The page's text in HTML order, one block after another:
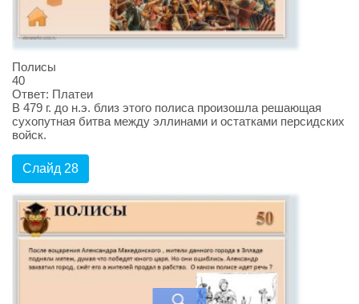
Полисы
40
Ответ: Платеи
В 479 г. до н.э. близ этого полиса произошла решающая
сухопутная битва между эллинами и остатками персидских
войск.
Слайд 28